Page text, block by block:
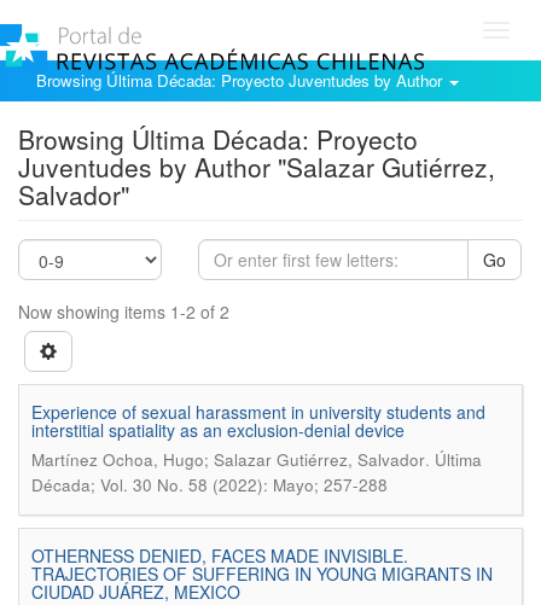
Browsing Última Década: Proyecto Juventudes by Author
Browsing Última Década: Proyecto
Juventudes by Author "Salazar Gutiérrez,
Salvador"
Go
Now showing items 1-2 of 2
Experience of sexual harassment in university students and
interstitial spatiality as an exclusion-denial device
Martínez Ochoa, Hugo; Salazar Gutiérrez, Salvador. Última
Década; Vol. 30 No. 58 (2022): Mayo; 257-288
OTHERNESS DENIED, FACES MADE INVISIBLE.
TRAJECTORIES OF SUFFERING IN YOUNG MIGRANTS IN
CIUDAD JUÁREZ, MEXICO